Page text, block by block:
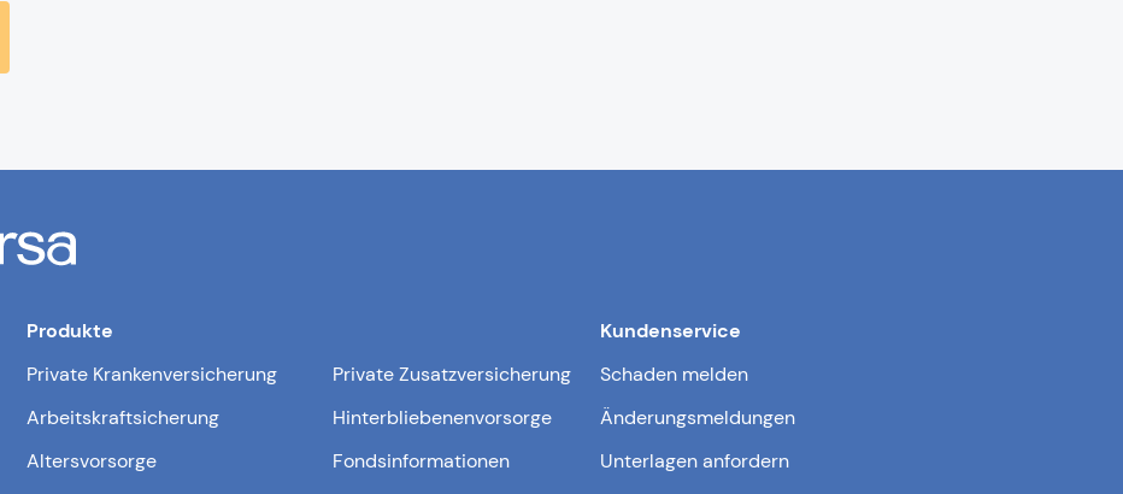
Produkte
Private Krankenversicherung
Private Zusatzversicherung
Arbeitskraftsicherung
Hinterbliebenenvorsorge
Altersvorsorge
Fondsinformationen
Kundenservice
Schaden melden
Änderungsmeldungen
Unterlagen anfordern